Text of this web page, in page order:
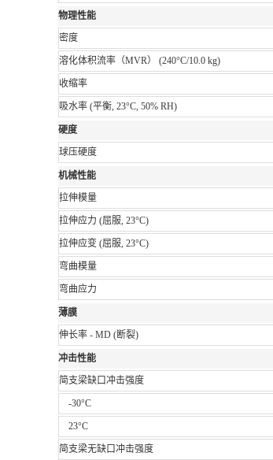
物理性能
密度
溶化体积流率（MVR） (240°C/10.0 kg)
收缩率
吸水率 (平衡, 23°C, 50% RH)
硬度
球压硬度
机械性能
拉伸模量
拉伸应力 (屈服, 23°C)
拉伸应变 (屈服, 23°C)
弯曲模量
弯曲应力
薄膜
伸长率 - MD (断裂)
冲击性能
简支梁缺口冲击强度
-30°C
23°C
简支梁无缺口冲击强度